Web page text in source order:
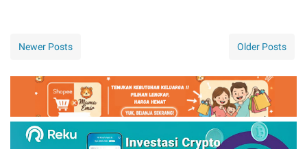
Newer Posts Older Posts